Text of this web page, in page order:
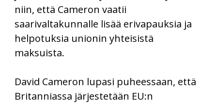
niin, että Cameron vaatii
saarivaltakunnalle lisää erivapauksia ja
helpotuksia unionin yhteisistä
maksuista.
David Cameron lupasi puheessaan, että
Britanniassa järjestetään EU:n